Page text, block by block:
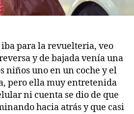
para la revuelteria, veo
y de bajada venía una
niños uno en un coche y el
pero ella muy entretenida
ni cuenta se dio de que
hacia atrás y que casi